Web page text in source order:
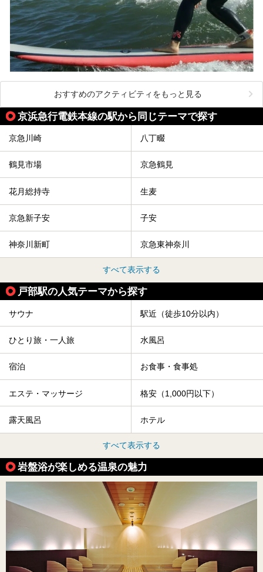
おすすめのアクティビティをもっと見る
京浜急行電鉄本線の駅から同じテーマで探す
京急川崎 八丁畷
鶴見市場 京急鶴見
花月総持寺 生麦
京急新子安 子安
神奈川新町 京急東神奈川
すべて表示する
戸部駅の人気テーマから探す
サウナ 駅近（徒歩10分以内）
ひとり旅・一人旅 水風呂
宿泊 お食事・食事処
エステ・マッサージ 格安（1,000円以下）
露天風呂 ホテル
すべて表示する
岩盤浴が楽しめる温泉の魅力